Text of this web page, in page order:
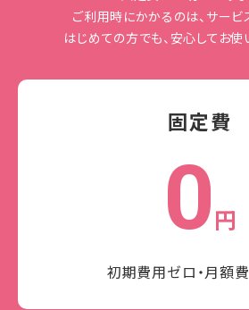
ご利用時にかかるのは、サービ
はじめての方でも、安心してお使
固定費
0円
初期費用ゼロ・月額